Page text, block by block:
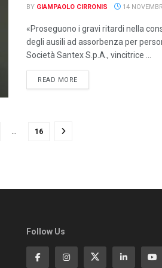
BY GIAMPAOLO CIRRONIS 14
«Proseguono i gravi ritardi nella
degli ausili ad assorbenza per
Società Santex S.p.A., vincitrice ...
READ MOREDETAILS
… 16
Follow Us